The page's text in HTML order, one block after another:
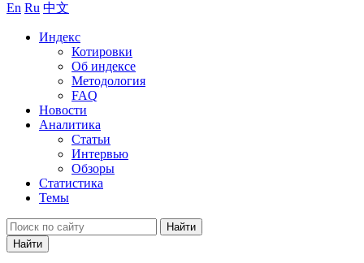
En Ru 中文
Индекс
Котировки
Об индексе
Методология
FAQ
Новости
Аналитика
Статьи
Интервью
Обзоры
Статистика
Темы
Найти
Найти